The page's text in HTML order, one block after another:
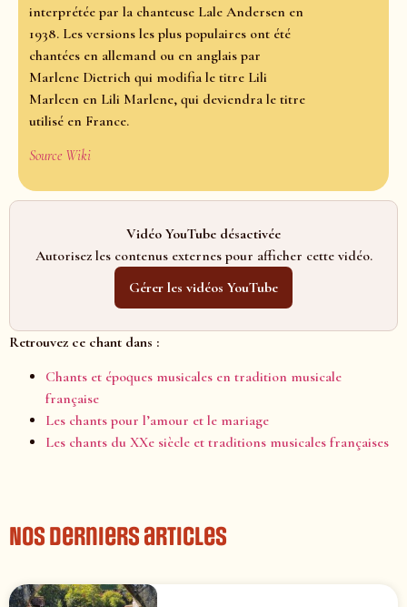
interprétée par la chanteuse Lale Andersen en
1938. Les versions les plus populaires ont été
chantées en allemand ou en anglais par
Marlene Dietrich qui modifia le titre Lili
Marleen en Lili Marlene, qui deviendra le titre
utilisé en France.
Source Wiki
Vidéo YouTube désactivée
Autorisez les contenus externes pour afficher cette vidéo.
Gérer les vidéos YouTube
Retrouvez ce chant dans :
Chants et époques musicales en tradition musicale
française
Les chants pour l’amour et le mariage
Les chants du XXe siècle et traditions musicales françaises
Nos derniers articles